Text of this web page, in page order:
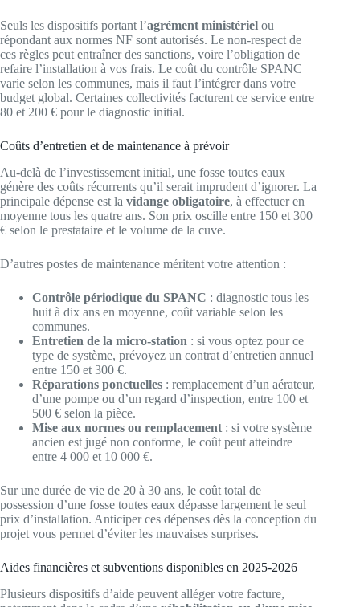
Seuls les dispositifs portant l’agrément ministériel ou
répondant aux normes NF sont autorisés. Le non-respect de
ces règles peut entraîner des sanctions, voire l’obligation de
refaire l’installation à vos frais. Le coût du contrôle SPANC
varie selon les communes, mais il faut l’intégrer dans votre
budget global. Certaines collectivités facturent ce service entre
80 et 200 € pour le diagnostic initial.
Coûts d’entretien et de maintenance à prévoir
Au-delà de l’investissement initial, une fosse toutes eaux
génère des coûts récurrents qu’il serait imprudent d’ignorer. La
principale dépense est la vidange obligatoire, à effectuer en
moyenne tous les quatre ans. Son prix oscille entre 150 et 300
€ selon le prestataire et le volume de la cuve.
D’autres postes de maintenance méritent votre attention :
Contrôle périodique du SPANC : diagnostic tous les
huit à dix ans en moyenne, coût variable selon les
communes.
Entretien de la micro-station : si vous optez pour ce
type de système, prévoyez un contrat d’entretien annuel
entre 150 et 300 €.
Réparations ponctuelles : remplacement d’un aérateur,
d’une pompe ou d’un regard d’inspection, entre 100 et
500 € selon la pièce.
Mise aux normes ou remplacement : si votre système
ancien est jugé non conforme, le coût peut atteindre
entre 4 000 et 10 000 €.
Sur une durée de vie de 20 à 30 ans, le coût total de
possession d’une fosse toutes eaux dépasse largement le seul
prix d’installation. Anticiper ces dépenses dès la conception du
projet vous permet d’éviter les mauvaises surprises.
Aides financières et subventions disponibles en 2025-2026
Plusieurs dispositifs d’aide peuvent alléger votre facture,